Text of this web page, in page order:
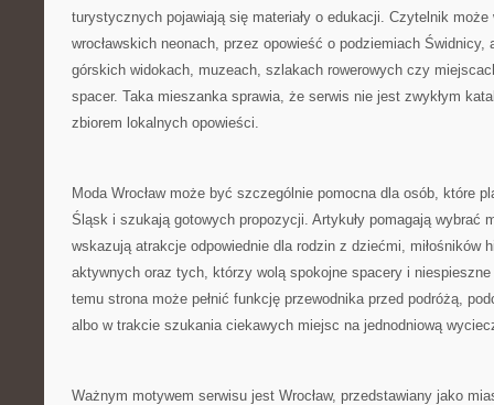
turystycznych pojawiają się materiały o edukacji. Czytelnik może
wrocławskich neonach, przez opowieść o podziemiach Świdnicy,
górskich widokach, muzeach, szlakach rowerowych czy
spacer. Taka mieszanka sprawia, że serwis nie jest zwykłym
zbiorem lokalnych opowieści.
Moda Wrocław może być szczególnie pomocna dla osób, które
Śląsk i szukają gotowych propozycji. Artykuły pomagają wybrać
wskazują atrakcje odpowiednie dla rodzin z dziećmi, miłośników
aktywnych oraz tych, którzy wolą spokojne spacery i
temu strona może pełnić funkcję przewodnika przed podróżą,
albo w trakcie szukania ciekawych miejsc na jednodniową
Ważnym motywem serwisu jest Wrocław, przedstawiany jako